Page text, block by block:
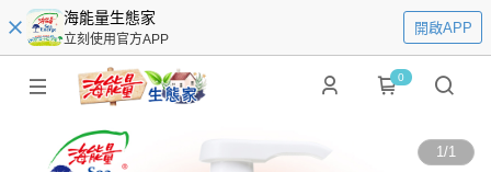
海能量生態家
立刻使用官方APP
開啟APP
0
1/1